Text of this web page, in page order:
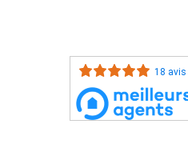
18 avis